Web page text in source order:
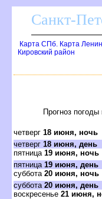
Санкт-
Карта СПб. Карта
Кировский район
Прогноз
четвер 18 июня, ночь
четвер 18 июня, день
пятница 19 июня, ночь
пятница 19 июня, день
суббота 20 июня, ночь
суббота 20 июня, день
оскресенье 21 июня,